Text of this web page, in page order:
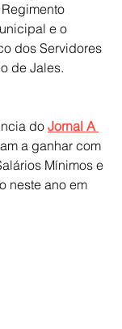
e o
dos Servidores
de Jales.
do Jornal A
a ganhar com
Mínimos e
neste ano em